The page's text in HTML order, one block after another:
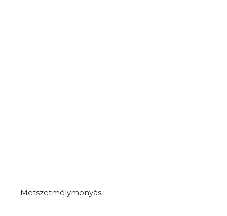
Metszetmélymonyás